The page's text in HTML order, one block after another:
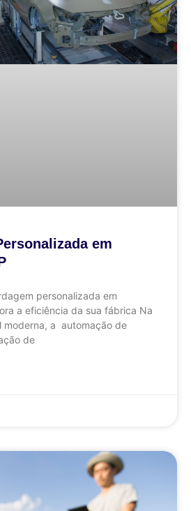
em
personalizada em
a eficiência da sua fábrica Na
moderna, a automação de
de